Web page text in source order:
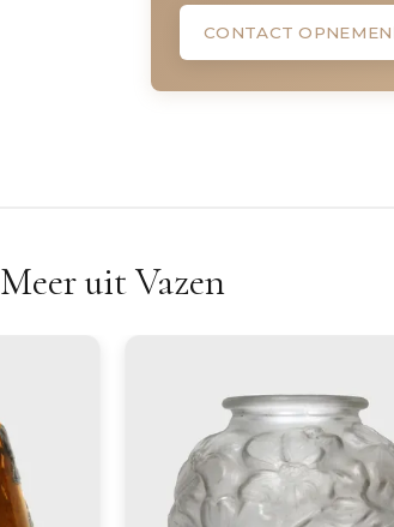
CONTACT OPNEMEN
Meer uit Vazen